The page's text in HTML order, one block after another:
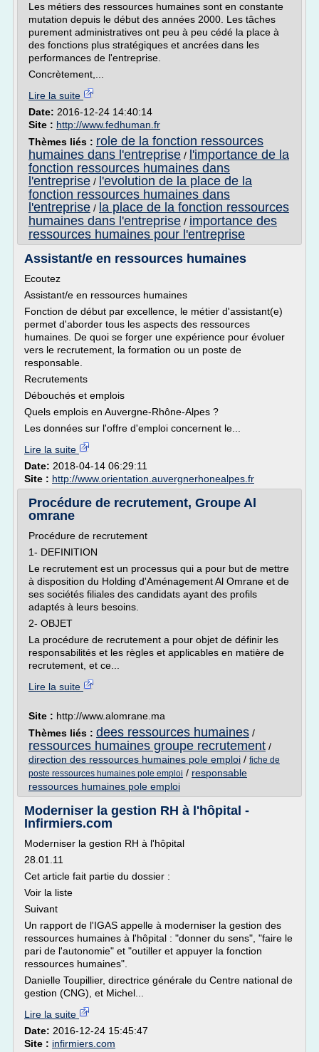
Les métiers des ressources humaines sont en constante
mutation depuis le début des années 2000. Les tâches
purement administratives ont peu à peu cédé la place à
des fonctions plus stratégiques et ancrées dans les
performances de l'entreprise.
Concrètement,...
Lire la suite
Date: 2016-12-24 14:40:14
Site : http://www.fedhuman.fr
Thèmes liés : role de la fonction ressources
humaines dans l'entreprise / l'importance de la
fonction ressources humaines dans
l'entreprise / l'evolution de la place de la
fonction ressources humaines dans
l'entreprise / la place de la fonction ressources
humaines dans l'entreprise / importance des
ressources humaines pour l'entreprise
Assistant/e en ressources humaines
Ecoutez
Assistant/e en ressources humaines
Fonction de début par excellence, le métier d'assistant(e)
permet d'aborder tous les aspects des ressources
humaines. De quoi se forger une expérience pour évoluer
vers le recrutement, la formation ou un poste de
responsable.
Recrutements
Débouchés et emplois
Quels emplois en Auvergne-Rhône-Alpes ?
Les données sur l'offre d'emploi concernent le...
Lire la suite
Date: 2018-04-14 06:29:11
Site : http://www.orientation.auvergnerhonealpes.fr
Procédure de recrutement, Groupe Al
omrane
Procédure de recrutement
1- DEFINITION
Le recrutement est un processus qui a pour but de mettre
à disposition du Holding d'Aménagement Al Omrane et de
ses sociétés filiales des candidats ayant des profils
adaptés à leurs besoins.
2- OBJET
La procédure de recrutement a pour objet de définir les
responsabilités et les règles et applicables en matière de
recrutement, et ce...
Lire la suite
Site : http://www.alomrane.ma
Thèmes liés : dees ressources humaines /
ressources humaines groupe recrutement /
direction des ressources humaines pole emploi / fiche de
poste ressources humaines pole emploi / responsable
ressources humaines pole emploi
Moderniser la gestion RH à l'hôpital -
Infirmiers.com
Moderniser la gestion RH à l'hôpital
28.01.11
Cet article fait partie du dossier :
Voir la liste
Suivant
Un rapport de l'IGAS appelle à moderniser la gestion des
ressources humaines à l'hôpital : "donner du sens", "faire le
pari de l'autonomie" et "outiller et appuyer la fonction
ressources humaines".
Danielle Toupillier, directrice générale du Centre national de
gestion (CNG), et Michel...
Lire la suite
Date: 2016-12-24 15:45:47
Site : infirmiers.com